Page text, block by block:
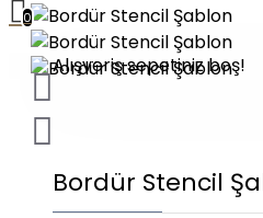
0
Alışveriş sepetiniz boş!
Bordür Stencil